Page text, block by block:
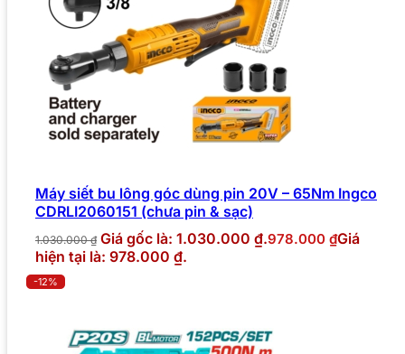
Máy siết bu lông góc dùng pin 20V – 65Nm Ingco
CDRLI2060151 (chưa pin & sạc)
1.030.000₫ Giá gốc là: 1.030.000 ₫.978.000 ₫Giá
hiện tại là: 978.000 ₫.
-12%